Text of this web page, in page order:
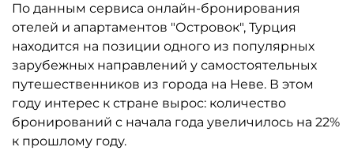
По данным сервиса онлайн-бронирования
отелей и апартаментов "Островок", Турция
находится на позиции одного из популярных
зарубежных направлений у самостоятельных
путешественников из города на Неве. В этом
году интерес к стране вырос: количество
бронирований с начала года увеличилось на 22%
к прошлому году.